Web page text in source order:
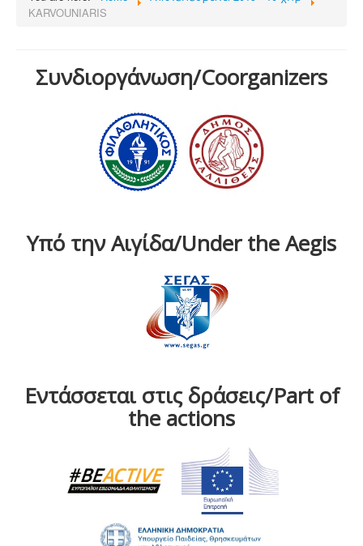
KARVOUNIARIS
Συνδιοργάνωση/Coorganizers
Υπό την Αιγίδα/Under the Aegis
Εντάσσεται στις δράσεις/Part of
the actions